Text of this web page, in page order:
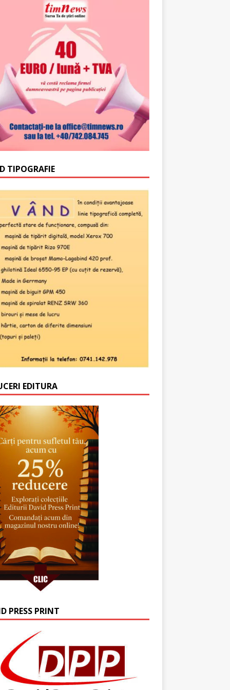
TIPOGRAFIE
EDITURA
PRESS PRINT